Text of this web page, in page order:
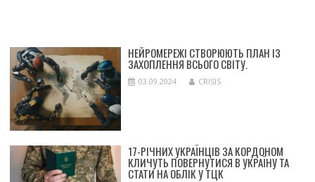
НЕЙРОМЕРЕЖІ СТВОРЮЮТЬ ПЛАН ІЗ
ЗАХОПЛЕННЯ ВСЬОГО СВІТУ.
03.09.2024 CRISIS
17-РІЧНИХ УКРАЇНЦІВ ЗА КОРДОНОМ
КЛИЧУТЬ ПОВЕРНУТИСЯ В УКРАЇНУ ТА
СТАТИ НА ОБЛІК У ТЦК